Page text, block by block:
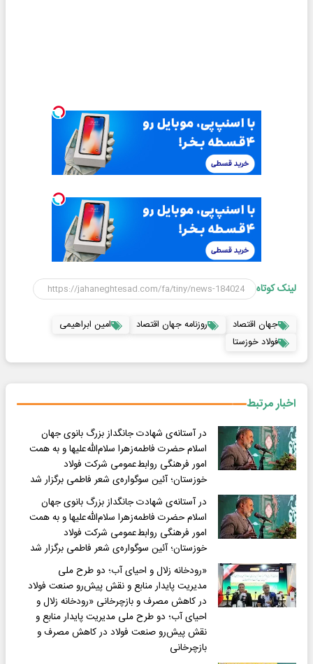
لینک کوتاه
جهان اقتصاد روزنامه جهان اقتصاد
امین ابراهیمی
فولاد خوزستا
اخبار مرتبط
در آستانه‌ی شهادت جانگداز بزرگ بانوی جهان
اسلام حضرت فاطمه‌زهرا سلام‌الله‌علیها و به همت
امور فرهنگی روابط‌عمومی شرکت فولاد
خوزستان؛ آئین سوگواره‌ی شعر فاطمی برگزار شد
در آستانه‌ی شهادت جانگداز بزرگ بانوی جهان
اسلام حضرت فاطمه‌زهرا سلام‌الله‌علیها و به همت
امور فرهنگی روابط‌عمومی شرکت فولاد
خوزستان؛ آئین سوگواره‌ی شعر فاطمی برگزار شد
«رودخانه زلال و احیای آب؛ دو طرح ملی
مدیریت پایدار منابع و نقش پیش‌رو صنعت فولاد
در کاهش مصرف و بازچرخانی «رودخانه زلال و
احیای آب؛ دو طرح ملی مدیریت پایدار منابع و
نقش پیش‌رو صنعت فولاد در کاهش مصرف و
بازچرخانی